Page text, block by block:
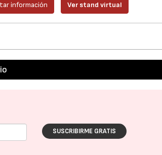
información Ver stand virtual
SUSCRIBIRME GRATIS